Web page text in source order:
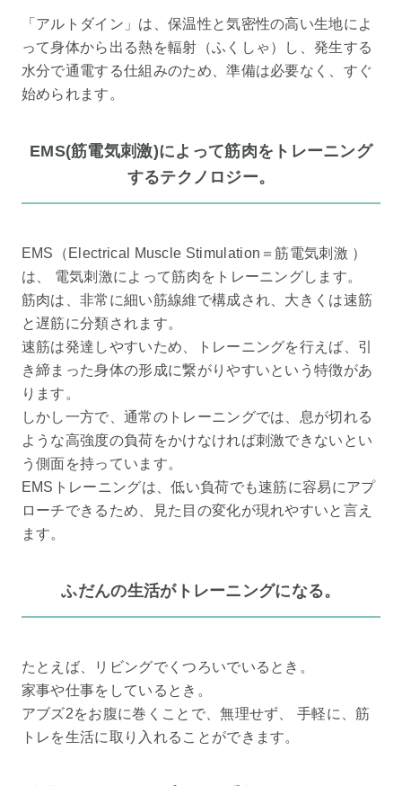
「アルトダイン」は、保温性と気密性の高い生地によ
って身体から出る熱を輻射（ふくしゃ）し、発生する
水分で通電する仕組みのため、準備は必要なく、すぐ
始められます。
EMS(筋電気刺激)によって筋肉をトレーニング
するテクノロジー。
EMS（Electrical Muscle Stimulation＝筋電気刺激 ）
は、 電気刺激によって筋肉をトレーニングします。
筋肉は、非常に細い筋線維で構成され、大きくは速筋
と遅筋に分類されます。
速筋は発達しやすいため、トレーニングを行えば、引
き締まった身体の形成に繋がりやすいという特徴があ
ります。
しかし一方で、通常のトレーニングでは、息が切れる
ような高強度の負荷をかけなければ刺激できないとい
う側面を持っています。
EMSトレーニングは、低い負荷でも速筋に容易にアプ
ローチできるため、見た目の変化が現れやすいと言え
ます。
ふだんの生活がトレーニングになる。
たとえば、リビングでくつろいでいるとき。
家事や仕事をしているとき。
アブズ2をお腹に巻くことで、無理せず、 手軽に、筋
トレを生活に取り入れることができます。